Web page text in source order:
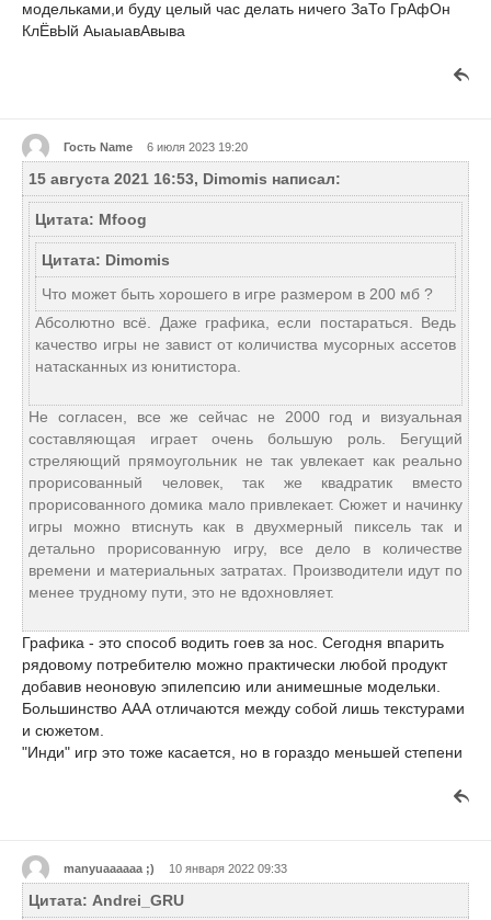
модельками,и буду целый час делать ничего ЗаТо ГрАфОн
КлЁвЫй АыаыавАвыва
Гость Name 6 июля 2023 19:20
15 августа 2021 16:53, Dimomis написал:
Цитата: Mfoog
Цитата: Dimomis
Что может быть хорошего в игре размером в 200 мб ?
Абсолютно всё. Даже графика, если постараться. Ведь
качество игры не завист от количиства мусорных ассетов
натасканных из юнитистора.
Не согласен, все же сейчас не 2000 год и визуальная
составляющая играет очень большую роль. Бегущий
стреляющий прямоугольник не так увлекает как реально
прорисованный человек, так же квадратик вместо
прорисованного домика мало привлекает. Сюжет и начинку
игры можно втиснуть как в двухмерный пиксель так и
детально прорисованную игру, все дело в количестве
времени и материальных затратах. Производители идут по
менее трудному пути, это не вдохновляет.
Графика - это способ водить гоев за нос. Сегодня впарить
рядовому потребителю можно практически любой продукт
добавив неоновую эпилепсию или анимешные модельки.
Большинство ААА отличаются между собой лишь текстурами
и сюжетом.
"Инди" игр это тоже касается, но в гораздо меньшей степени
manyuaaaaaa ;) 10 января 2022 09:33
Цитата: Andrei_GRU